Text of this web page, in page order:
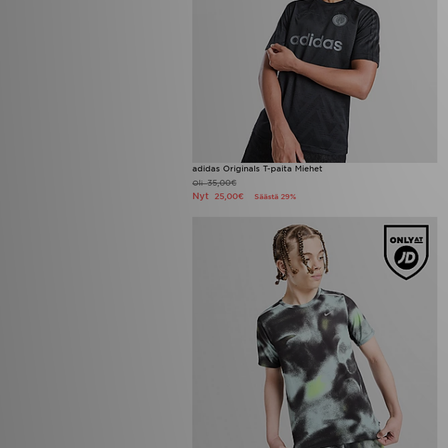
adidas Originals T-paita Miehet
Oli35,00€
Nyt 25,00€ Säästä 29%